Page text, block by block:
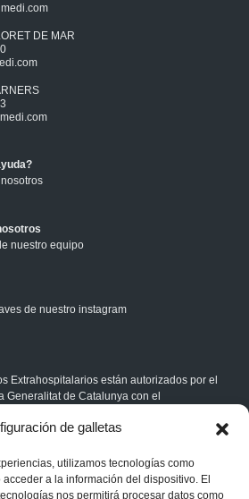
de galletas
utilizamos tecnologías como
a la información del dispositivo. El
nos permitirá procesar datos como
DE MAR
nuestro equipo
de nuestro instagram
Extrahospitalarios están autorizados por el
Generalitat de Catalunya con el